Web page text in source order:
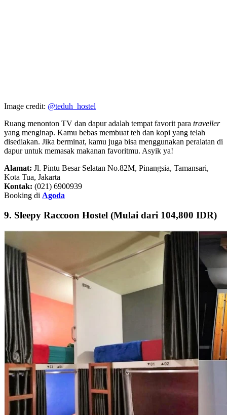
Image credit: @teduh_hostel
Ruang menonton TV dan dapur adalah tempat favorit para traveller
yang menginap. Kamu bebas membuat teh dan kopi yang telah
disediakan. Jika berminat, kamu juga bisa menggunakan peralatan di
dapur untuk memasak makanan favoritmu. Asyik ya!
Alamat: Jl. Pintu Besar Selatan No.82M, Pinangsia, Tamansari,
Kota Tua, Jakarta
Kontak: (021) 6900939
Booking di Agoda
9. Sleepy Raccoon Hostel (Mulai dari 104,800 IDR)